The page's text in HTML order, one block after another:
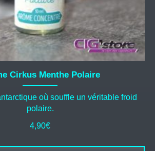
Cirkus Menthe Polaire
où souffle un véritable froid
polaire.
4,90€